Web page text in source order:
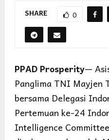
SHARE 0
PPAD Prosperity—
Panglima TNI Mayjen
bersama Delegasi
Pertemuan ke-24
Intelligence